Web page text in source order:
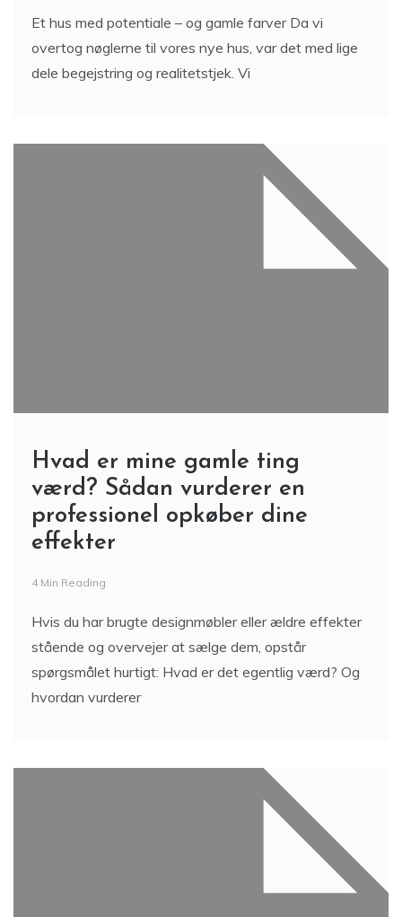
Et hus med potentiale – og gamle farver Da vi
overtog nøglerne til vores nye hus, var det med lige
dele begejstring og realitetstjek. Vi
Hvad er mine gamle ting
værd? Sådan vurderer en
professionel opkøber dine
effekter
4 Min Reading
Hvis du har brugte designmøbler eller ældre effekter
stående og overvejer at sælge dem, opstår
spørgsmålet hurtigt: Hvad er det egentlig værd? Og
hvordan vurderer